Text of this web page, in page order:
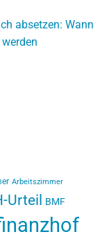
absetzen: Wann
Arbeitszimmer
Urteil BMF